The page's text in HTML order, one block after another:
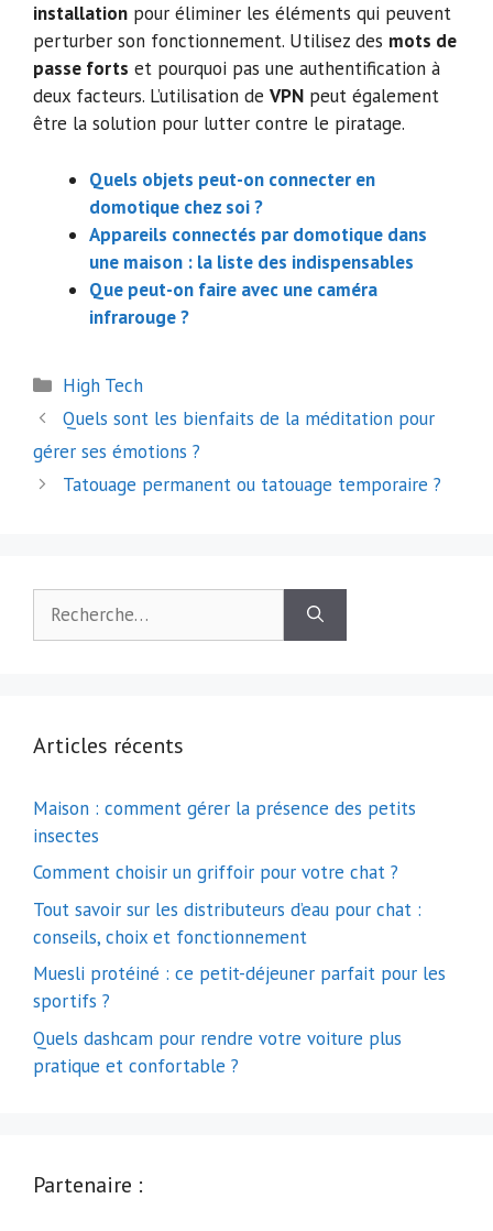
installation pour éliminer les éléments qui peuvent
perturber son fonctionnement. Utilisez des mots de
passe forts et pourquoi pas une authentification à
deux facteurs. L’utilisation de VPN peut également
être la solution pour lutter contre le piratage.
Quels objets peut-on connecter en
domotique chez soi ?
Appareils connectés par domotique dans
une maison : la liste des indispensables
Que peut-on faire avec une caméra
infrarouge ?
Catégories
High Tech
Navigation
des
articles
Quels sont les bienfaits de la méditation pour
gérer ses émotions ?
Tatouage permanent ou tatouage temporaire ?
Articles récents
Maison : comment gérer la présence des petits
insectes
Comment choisir un griffoir pour votre chat ?
Tout savoir sur les distributeurs d’eau pour chat :
conseils, choix et fonctionnement
Muesli protéiné : ce petit-déjeuner parfait pour les
sportifs ?
Quels dashcam pour rendre votre voiture plus
pratique et confortable ?
Partenaire :